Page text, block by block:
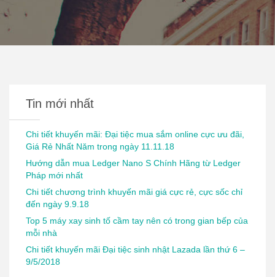
Tin mới nhất
Chi tiết khuyến mãi: Đại tiệc mua sắm online cực ưu đãi,
Giá Rẻ Nhất Năm trong ngày 11.11.18
Hướng dẫn mua Ledger Nano S Chính Hãng từ Ledger
Pháp mới nhất
Chi tiết chương trình khuyến mãi giá cực rẻ, cực sốc chỉ
đến ngày 9.9.18
Top 5 máy xay sinh tố cầm tay nên có trong gian bếp của
mỗi nhà
Chi tiết khuyến mãi Đại tiệc sinh nhật Lazada lần thứ 6 –
9/5/2018